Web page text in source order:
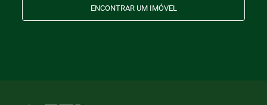
ENCONTRAR UM IMÓVEL